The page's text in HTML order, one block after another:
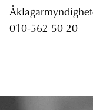
010-562 50 20